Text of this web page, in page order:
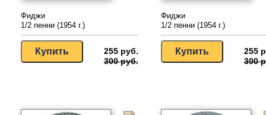
Фиджи
1/2 пенни (1954 г.)
255 руб.
300 руб.
Фиджи
1/2 пенни (1954 г.)
255
300